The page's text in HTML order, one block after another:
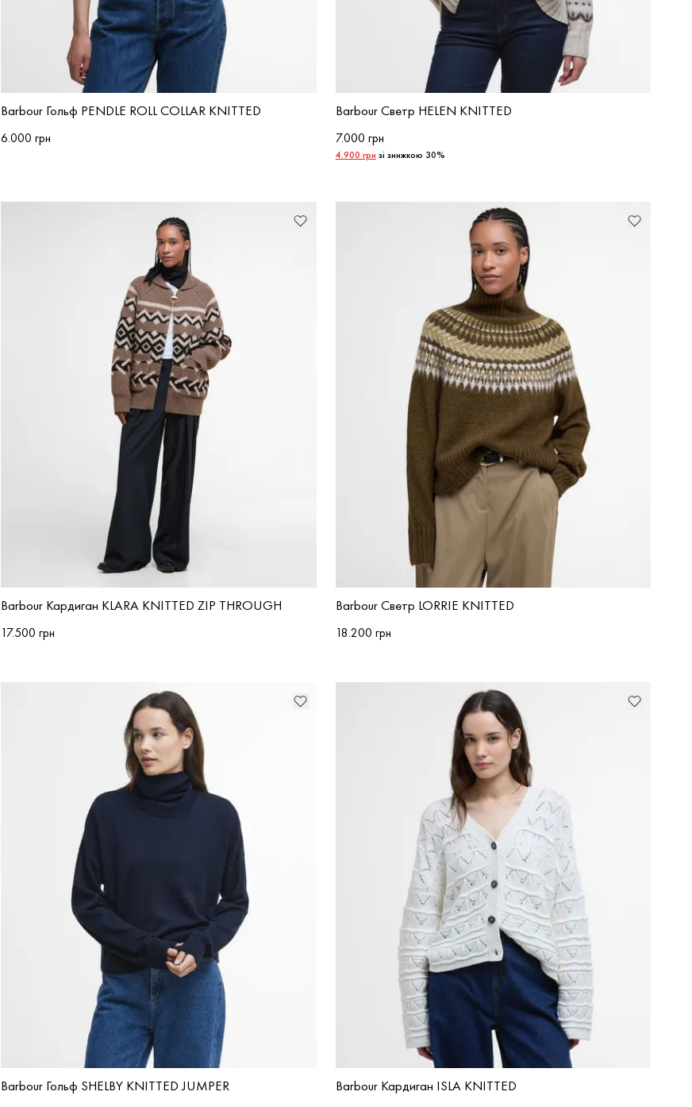
Barbour Гольф PENDLE ROLL COLLAR KNITTED
6.000 грн
Barbour Светр HELEN KNITTED
7.000 грн
4.900 грн зі знижкою 30%
Barbour Кардиган KLARA KNITTED ZIP THROUGH
17.500 грн
Barbour Светр LORRIE KNITTED
18.200 грн
Barbour Гольф SHELBY KNITTED JUMPER Barbour Кардиган ISLA KNITTED